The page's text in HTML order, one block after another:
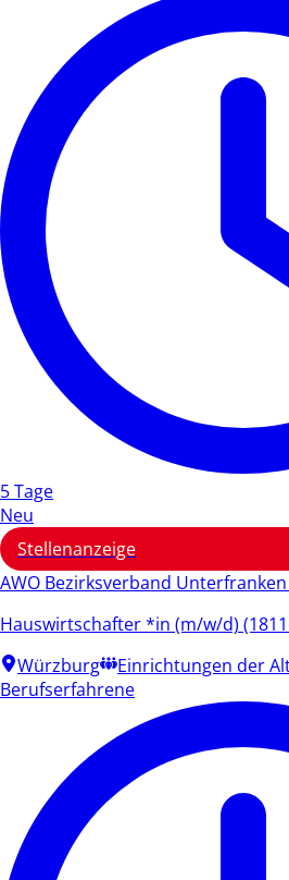
5 Tage
Neu
Stellenanzeige
AWO Bezirksverband Unterfranken
Hauswirtschafter *in (m/w/d)
Würzburg
Einrichtungen der
Berufserfahrene